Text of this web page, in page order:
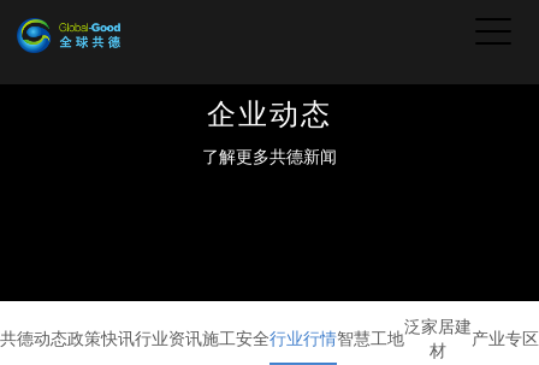
企业动态
了解更多共德新闻
共德动态政策快讯行业资讯施工安全行业行情智慧工地
泛家居建
材
产业专区